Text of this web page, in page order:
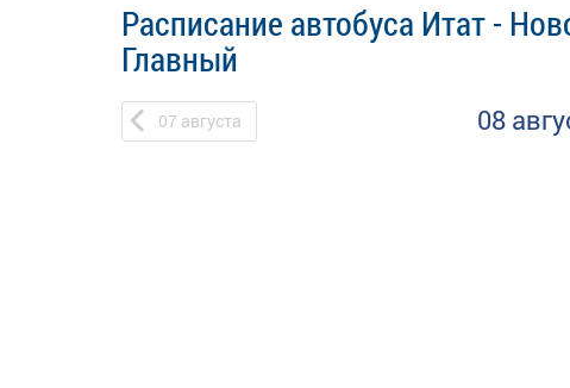
Расписание автобуса Итат -
Главный
07 августа 08